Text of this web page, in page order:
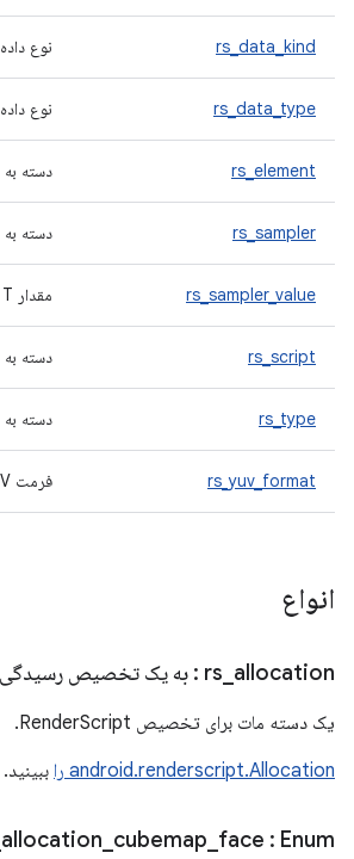
rs_data_kind نوع
rs_data_type نوع
rs_element دسته
rs_sampler دسته به
rs_sampler_value مقدار T بسته بندی نمونه
rs_script دسته
rs_type دسته
rs_yuv_format فرمت YUV
انواع
rs allocation : به یک تخصیص رسیدگی
یک دسته مات برای تخصیص RenderScript.
android.renderscript.Allocation را
ببینید.
allocation cubemap face